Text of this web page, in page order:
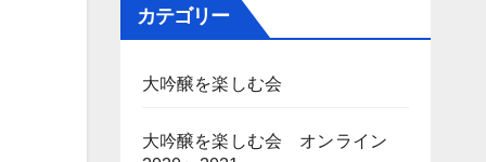
カテゴリー
大吟醸を楽しむ会
大吟醸を楽しむ会 オンライン